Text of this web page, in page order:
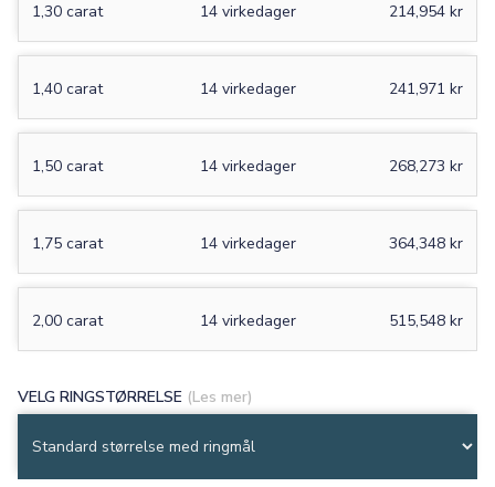
1,30 carat 214,954 kr
14 virkedager
1,40 carat 241,971 kr
14 virkedager
1,50 carat 268,273 kr
14 virkedager
1,75 carat 364,348 kr
14 virkedager
2,00 carat 515,548 kr
14 virkedager
VELG RINGSTØRRELSE (Les mer)